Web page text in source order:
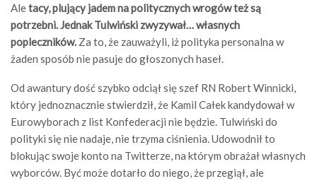
Aletacy, plujący jadem na politycznych wrogów też są
potrzebni. Jednak Tulwiński zwyzywał… własnych
popleczników. Za to, że zauważyli, iż polityka personalna w
żaden sposób nie pasuje do głoszonych haseł.
Od awantury dość szybko odciął się szef RN Robert Winnicki,
który jednoznacznie stwierdził, że Kamil Całek kandydował w
Eurowyborach z list Konfederacji nie będzie. Tulwiński do
polityki się nie nadaje, nie trzyma ciśnienia. Udowodnił to
blokując swoje konto na Twitterze, na którym obrażał własnych
wyborców. Być może dotarło do niego, że przegiął, ale